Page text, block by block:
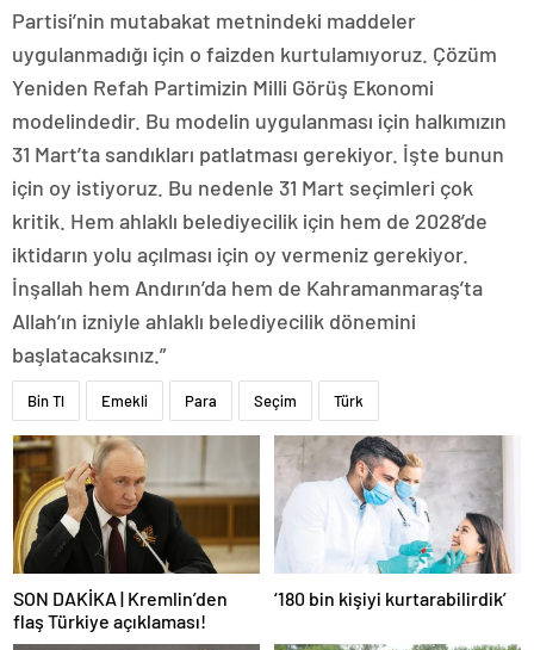
Partisi’nin mutabakat metnindeki maddeler
uygulanmadığı için o faizden kurtulamıyoruz. Çözüm
Yeniden Refah Partimizin Milli Görüş Ekonomi
modelindedir. Bu modelin uygulanması için halkımızın
31 Mart’ta sandıkları patlatması gerekiyor. İşte bunun
için oy istiyoruz. Bu nedenle 31 Mart seçimleri çok
kritik. Hem ahlaklı belediyecilik için hem de 2028’de
iktidarın yolu açılması için oy vermeniz gerekiyor.
İnşallah hem Andırın’da hem de Kahramanmaraş’ta
Allah’ın izniyle ahlaklı belediyecilik dönemini
başlatacaksınız.”
Bin Tl Emekli Para Seçim Türk
SON DAKİKA | Kremlin’den
flaş Türkiye açıklaması!
‘180 bin kişiyi kurtarabilirdik’